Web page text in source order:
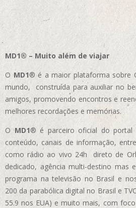
MD1® – Muito além de viajar
O MD1® é a maior plataforma sobre
mundo, construída para auxiliar no
amigos, promovendo encontros e
melhores recordações e memórias.
OMD1® é parceiro oficial do portal
conteúdo, canais de informação,
como rádio ao vivo 24h direto de
dedicado, agência multi-destino mas
programa na televisão no Brasil e
200 da parabólica digital no Brasil e
55.9 nos EUA) e muito mais, com